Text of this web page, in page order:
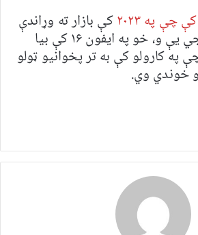
کې بازار ته وړاندې
شوی و، ۷۰ایکس ۵جي یې و، خو په ایفون ۱۶ کې بیا
دی چې په کارولو کې به تر پخوانیو ټولو
خوندي وي.